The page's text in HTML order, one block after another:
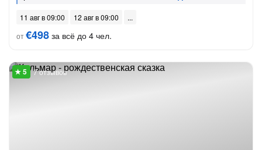
11 авг в 09:00
12 авг в 09:00
от€498 за всё до 4 чел.
7 отзывов